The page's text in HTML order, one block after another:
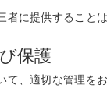
者に提供すること
保護
て、適切な管理を